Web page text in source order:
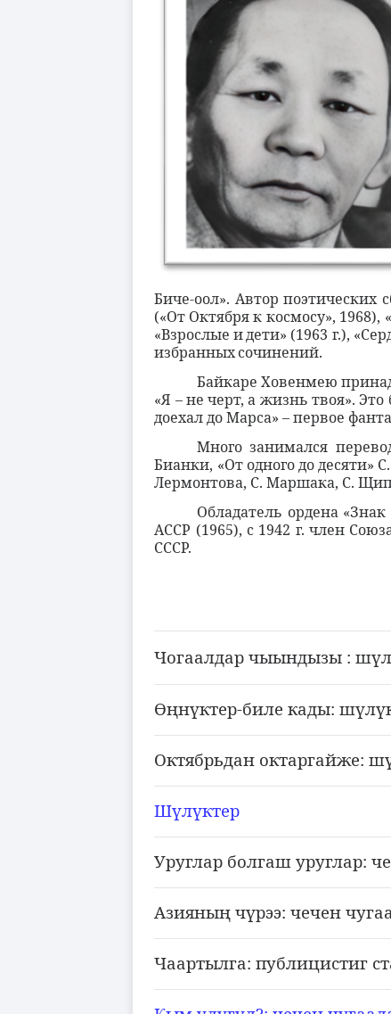
Биче-оол». Автор поэтических
(«От Октября к космосу», 1968),
«Взрослые идети» (1963 г.),
избранныхсочинений.
Байкаре Ховенмею
«Я – не черт, а жизнь твоя».
доехал до Марса» – первое
Много занимался
Бианки, «От одного до
Лермонтова, С. Маршака, С.
Обладатель ордена
АССР (1965), с 1942 г. член
СССР.
Чогаалдар чыындызы : шү
Өңнүктер-биле кады: шүлү
Октябрьдан октаргайже: ш
Шүлүктер
Уруглар болгаш уруглар:
Азияның чүрээ: чечен
Чаартылга: публицистиг